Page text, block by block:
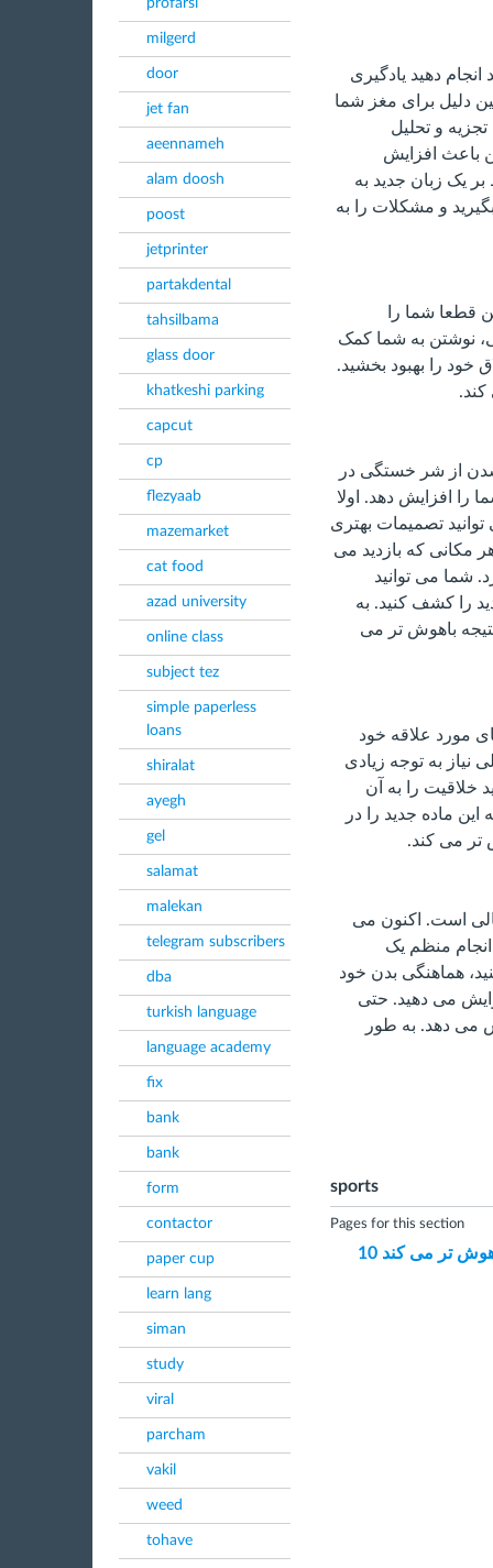
profarsi
milgerd
door
jet fan
aeennameh
alam doosh
poost
jetprinter
partakdental
tahsilbama
glass door
khatkeshi parking
capcut
cp
flezyaab
mazemarket
cat food
azad university
online class
subject tez
simple paperless
loans
shiralat
ayegh
gel
salamat
malekan
telegram subscribers
dba
turkish language
language academy
fix
bank
bank
form
contactor
paper cup
learn lang
siman
study
viral
parcham
vakil
weed
tohave
دهید یادگیری
دلیل برای مغز شما
و تحلیل
باعث افزایش
یک زبان جدید به
و مشکلات را به
قطعا شما را
نوشتن به شما کمک
خود را بهبود بخشید.
از شر خستگی در
را افزایش دهد. اولا
تصمیمات بهتری
مکانی که بازدید می
شما می توانید
را کشف کنید. به
باهوش تر می
مورد علاقه خود
به توجه زیادی
خلاقیت را به آن
ماده جدید را در
تر می کند.
است. اکنون می
انجام منظم یک
هماهنگی بدن خود
می دهید. حتی
می دهد. به طور
sports
Pages for this section
تر می کند